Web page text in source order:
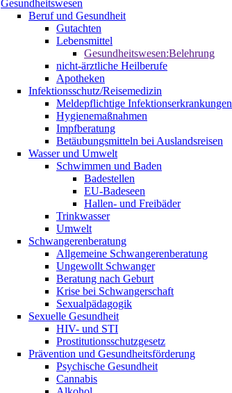
Gesundheitswesen
Beruf und Gesundheit
Gutachten
Lebensmittel
Gesundheitswesen:Belehrung
nicht-ärztliche Heilberufe
Apotheken
Infektionsschutz/Reisemedizin
Meldepflichtige Infektionserkrankungen
Hygienemaßnahmen
Impfberatung
Betäubungsmitteln bei Auslandsreisen
Wasser und Umwelt
Schwimmen und Baden
Badestellen
EU-Badeseen
Hallen- und Freibäder
Trinkwasser
Umwelt
Schwangerenberatung
Allgemeine Schwangerenberatung
Ungewollt Schwanger
Beratung nach Geburt
Krise bei Schwangerschaft
Sexualpädagogik
Sexuelle Gesundheit
HIV- und STI
Prostitutionsschutzgesetz
Prävention und Gesundheitsförderung
Psychische Gesundheit
Cannabis